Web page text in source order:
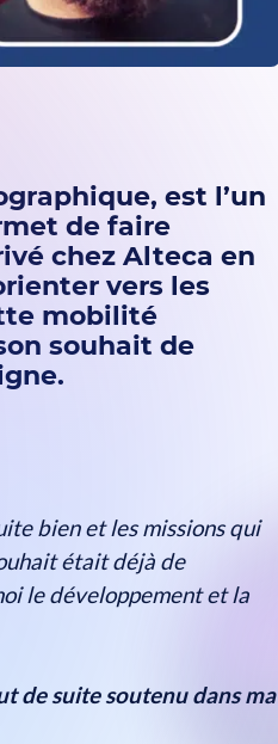
est l’un
de faire
chez Alteca en
vers les
mobilité
souhait de
bien et les missions qui
était déjà de
le développement et la
de suite soutenu dans ma